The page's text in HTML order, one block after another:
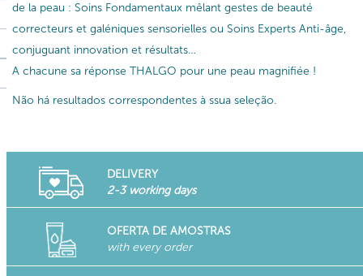
de la peau : Soins Fondamentaux mêlant gestes de beauté
correcteurs et galéniques sensorielles ou Soins Experts Anti-âge,
conjuguant innovation et résultats…
A chacune sa réponse THALGO pour une peau magnifiée !
Não há resultados correspondentes à ssua seleção.
DELIVERY
2-3 working days
OFERTA DE AMOSTRAS
with every order